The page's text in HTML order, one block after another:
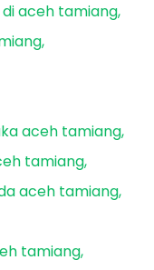
aceh tamiang
aceh tamiang
tamiang
aceh tamiang
tamiang